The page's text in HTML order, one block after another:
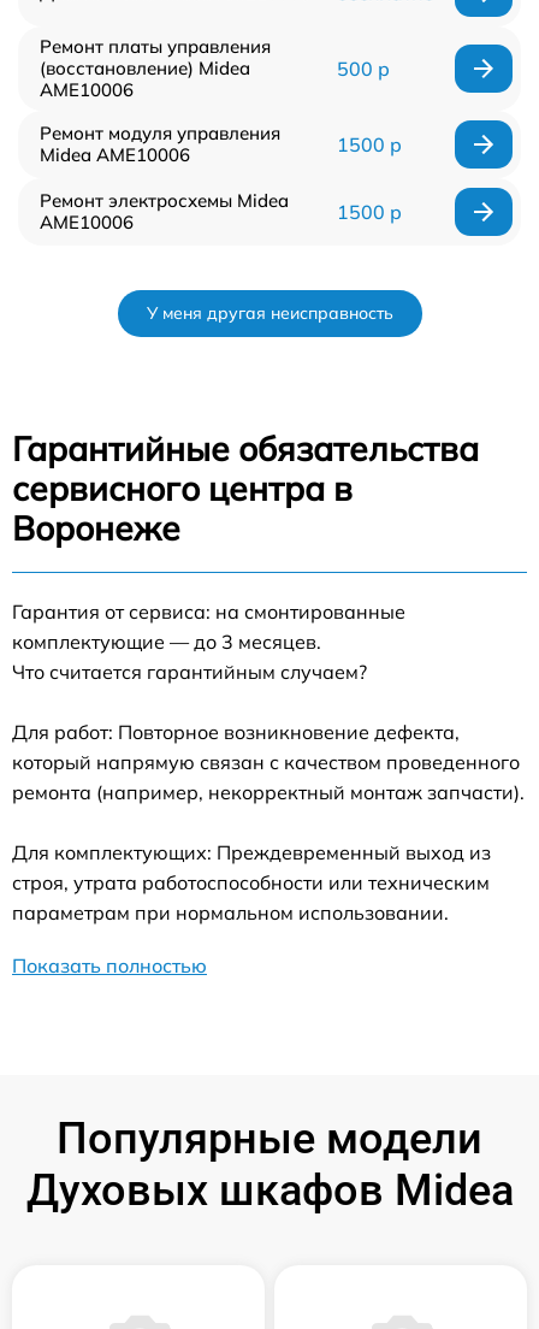
Ремонт платы управления
(восстановление) Midea
AME10006
500 р
Ремонт модуля управления
Midea AME10006
1500 р
Ремонт электросхемы Midea
AME10006
1500 р
У меня другая неисправность
Гарантийные обязательства
сервисного центра в
Воронеже
Гарантия от сервиса: на смонтированные
комплектующие — до 3 месяцев.
Что считается гарантийным случаем?
Для работ: Повторное возникновение дефекта,
который напрямую связан с качеством проведенного
ремонта (например, некорректный монтаж запчасти).
Для комплектующих: Преждевременный выход из
строя, утрата работоспособности или техническим
параметрам при нормальном использовании.
Показать полностью
Популярные модели
Духовых шкафов Midea